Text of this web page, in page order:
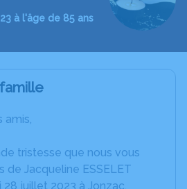
à l'âge de 85 ans
amis,
tristesse que nous vous
de Jacqueline ESSELET
juillet 2023 à Jonzac.